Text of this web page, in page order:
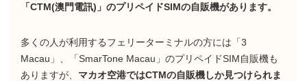
「CTM(澳門電訊)」のプリペイドSIMの自販機があります。
多くの人が利用するフェリーターミナルの方には「3
Macau」、「SmarTone Macau」のプリペイドSIM自販機も
ありますが、 マカオ空港ではCTMの自販機しか見つけられま